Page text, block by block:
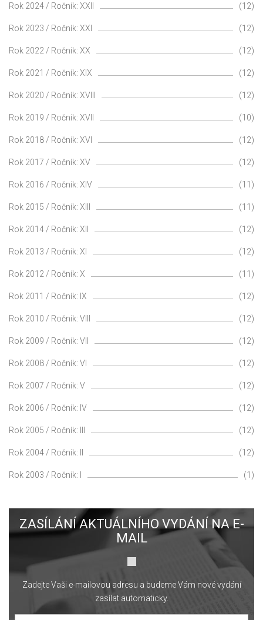
Rok 2024 / Ročník: XXII (12)
Rok 2023 / Ročník: XXI (12)
Rok 2022 / Ročník: XX (12)
Rok 2021 / Ročník: XIX (12)
Rok 2020 / Ročník: XVIII (12)
Rok 2019 / Ročník: XVII (10)
Rok 2018 / Ročník: XVI (12)
Rok 2017 / Ročník: XV (12)
Rok 2016 / Ročník: XIV (11)
Rok 2015 / Ročník: XIII (11)
Rok 2014 / Ročník: XII (12)
Rok 2013 / Ročník: XI (12)
Rok 2012 / Ročník: X (11)
Rok 2011 / Ročník: IX (12)
Rok 2010 / Ročník: VIII (12)
Rok 2009 / Ročník: VII (12)
Rok 2008 / Ročník: VI (12)
Rok 2007 / Ročník: V (12)
Rok 2006 / Ročník: IV (12)
Rok 2005 / Ročník: III (12)
Rok 2004 / Ročník: II (12)
Rok 2003 / Ročník: I (1)
ZASÍLÁNÍ AKTUÁLNÍHO VYDÁNÍ NA E-
MAIL
Zadejte Vaši e-mailovou adresu a budeme Vám nové vydání
zasílat automaticky.